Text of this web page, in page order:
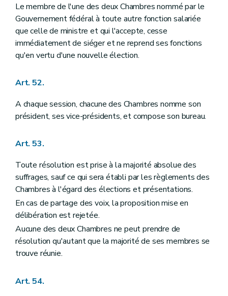
Le membre de l'une des deux Chambres nommé par le
Gouvernement fédéral à toute autre fonction salariée
que celle de ministre et qui l'accepte, cesse
immédiatement de siéger et ne reprend ses fonctions
qu'en vertu d'une nouvelle élection.
Art. 52.
A chaque session, chacune des Chambres nomme son
président, ses vice-présidents, et compose son bureau.
Art. 53.
Toute résolution est prise à la majorité absolue des
suffrages, sauf ce qui sera établi par les règlements des
Chambres à l'égard des élections et présentations.
En cas de partage des voix, la proposition mise en
délibération est rejetée.
Aucune des deux Chambres ne peut prendre de
résolution qu'autant que la majorité de ses membres se
trouve réunie.
Art. 54.